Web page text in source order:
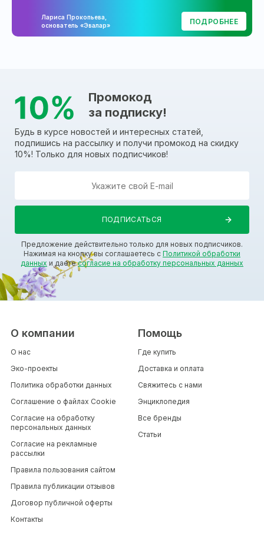
Лариса Прокопьева,
основатель «Эвалар»
ПОДРОБНЕЕ
Промокод
за подписку!
Будь в курсе новостей и интересных статей,
подпишись на рассылку и получи промокод на скидку
10%! Только для новых подписчиков!
Предложение действительно только для новых подписчиков.
Нажимая на кнопку вы соглашаетесь с Политикой обработки
данных и даетесогласие на обработку персональных данных
О компании
О нас
Эко-проекты
Политика обработки данных
Соглашение о файлах Cookie
Согласие на обработку
персональных данных
Согласие на рекламные
рассылки
Правила пользования сайтом
Правила публикации отзывов
Договор публичной оферты
Контакты
Помощь
Где купить
Доставка и оплата
Свяжитесь с нами
Энциклопедия
Все бренды
Статьи